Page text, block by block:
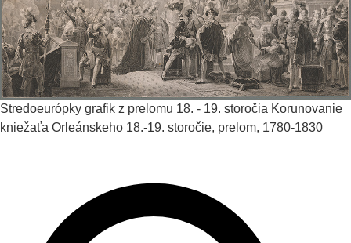
Stredoeurópky grafik z prelomu 18. - 19. storočia Korunovanie
kniežaťa Orleánskeho 18.-19. storočie, prelom, 1780-1830